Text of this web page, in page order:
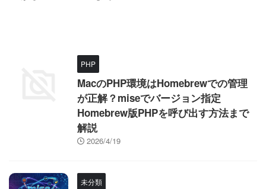
PHP
MacのPHP環境はHomebrewでの管理
が正解？miseでバージョン指定
Homebrew版PHPを呼び出す方法まで
解説
2026/4/19
未分類